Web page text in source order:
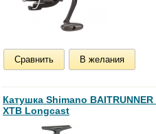
Сравнить В желания
Катушка Shimano BAITRUNNER
XTB Longcast